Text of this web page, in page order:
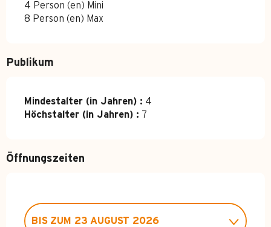
4 Person (en) Mini
8 Person (en) Max
Publikum
Mindestalter (in Jahren) : 4
Höchstalter (in Jahren) : 7
Öffnungszeiten
BIS ZUM 23 AUGUST 2026